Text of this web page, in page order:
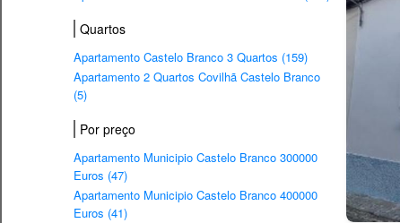
Quartos
Apartamento Castelo Branco 3 Quartos (159)
Apartamento 2 Quartos Covilhã Castelo Branco
(5)
Por preço
Apartamento Municipio Castelo Branco 300000
Euros (47)
Apartamento Municipio Castelo Branco 400000
Euros (41)